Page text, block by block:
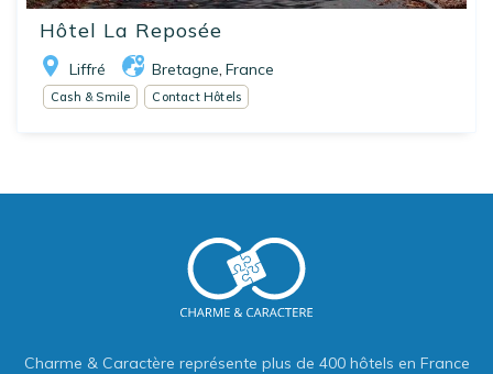
Hôtel La Reposée
Liffré Bretagne France
Cash & Smile Contact Hôtels
Charme & Caractère représente plus de 400 hôtels en France